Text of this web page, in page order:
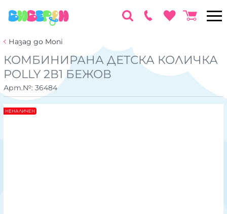
Назад до Moni
КОМБИНИРАНА ДЕТСКА КОЛИЧКА
POLLY 2В1 БЕЖОВ
Арт.№: 36484
НЕНАЛИЧЕН